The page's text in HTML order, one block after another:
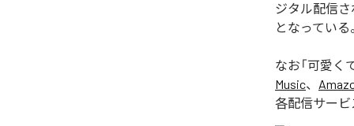
ジタル配信さ
となっている
なお「可愛く
Music、
各配信サービ